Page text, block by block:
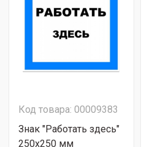
Код товара: 00009383
Знак "Работать здесь"
250х250 мм